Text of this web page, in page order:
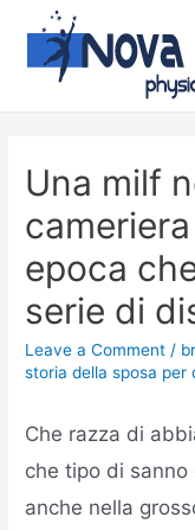
Una milf
epoca
serie di
Leave a Comment /
storia della sposa per
Che razza di
che tipo di
anche nella